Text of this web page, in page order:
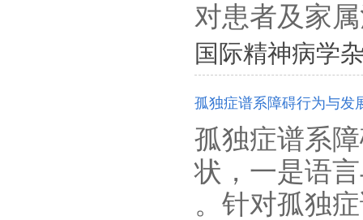
对患者及家
国际精神病学
孤独症谱系障碍行为与发
孤独症谱系
状，一是语
。针对孤独